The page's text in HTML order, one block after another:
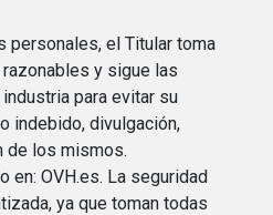
personales, el Titular toma
y sigue las
para evitar su
indebido, divulgación,
de los mismos.
en: OVH.es. La seguridad
ya que toman todas